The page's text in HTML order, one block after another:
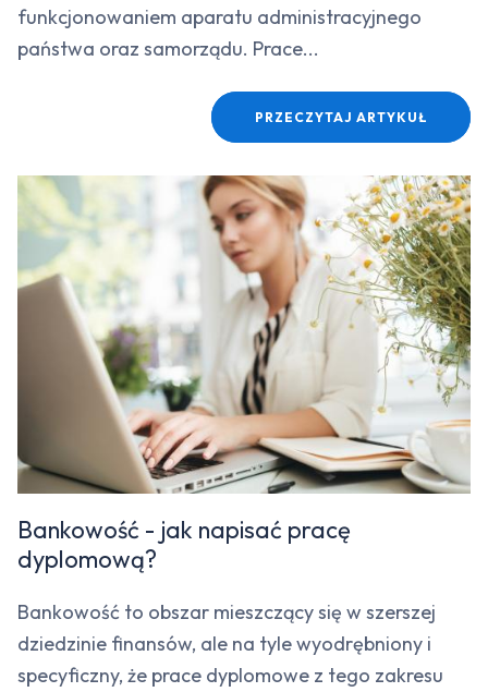
funkcjonowaniem aparatu administracyjnego
państwa oraz samorządu. Prace...
PRZECZYTAJ ARTYKUŁ
Bankowość - jak napisać pracę
dyplomową?
Bankowość to obszar mieszczący się w szerszej
dziedzinie finansów, ale na tyle wyodrębniony i
specyficzny, że prace dyplomowe z tego zakresu